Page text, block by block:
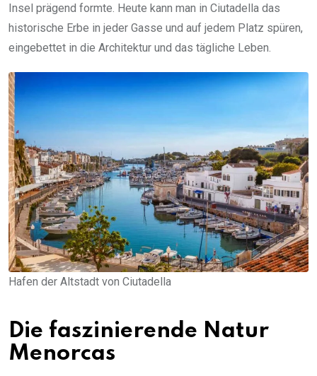
Insel prägend formte. Heute kann man in Ciutadella das
historische Erbe in jeder Gasse und auf jedem Platz spüren,
eingebettet in die Architektur und das tägliche Leben.
Hafen der Altstadt von Ciutadella
Die faszinierende Natur
Menorcas